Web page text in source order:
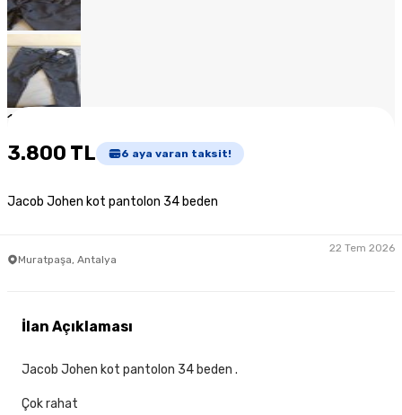
1
3.800 TL 6 aya varan taksit!
Jacob Johen kot pantolon 34 beden
Muratpaşa, Antalya
22 Tem 2026
İlan Açıklaması
Jacob Johen kot pantolon 34 beden .
Çok rahat